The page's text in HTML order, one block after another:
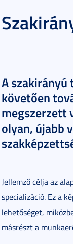
A szakirányú
követően
megszerzett
olyan, újabb
Jellemző célja az
specializáció. Ez a
lehetőséget,
másrészt a